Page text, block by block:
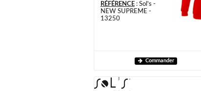
RÉFÉRENCE: Sol's -
NEW SUPREME -
13250
Commander